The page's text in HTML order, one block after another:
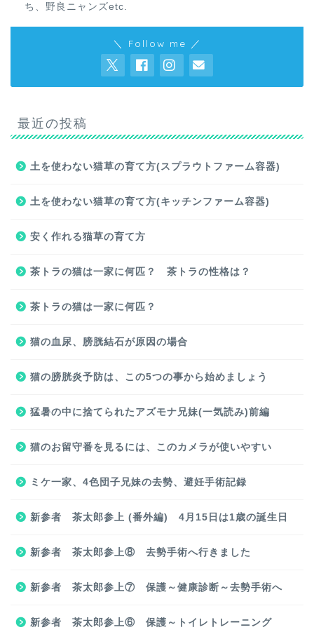
ち、野良ニャンズetc.
＼ Follow me ／
最近の投稿
土を使わない猫草の育て方(スプラウトファーム容器)
土を使わない猫草の育て方(キッチンファーム容器)
安く作れる猫草の育て方
茶トラの猫は一家に何匹？ 茶トラの性格は？
茶トラの猫は一家に何匹？
猫の血尿、膀胱結石が原因の場合
猫の膀胱炎予防は、この5つの事から始めましょう
猛暑の中に捨てられたアズモナ兄妹(一気読み)前編
猫のお留守番を見るには、このカメラが使いやすい
ミケ一家、4色団子兄妹の去勢、避妊手術記録
新参者 茶太郎参上 (番外編) 4月15日は1歳の誕生日
新参者 茶太郎参上⑧ 去勢手術へ行きました
新参者 茶太郎参上⑦ 保護～健康診断～去勢手術へ
新参者 茶太郎参上⑥ 保護～トイレトレーニング